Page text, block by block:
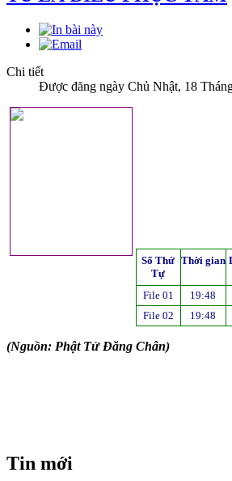
Chi tiết
Được đăng ngày Chủ Nhật, 18
Số Thứ
Tự
Thời gian
File 01 19:48
File 02
19:48
(Nguồn: Phật Tử Đăng Chân)
Tin mới